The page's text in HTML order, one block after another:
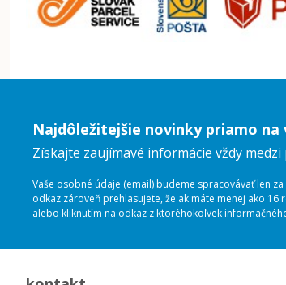
Najdôležitejšie novinky priamo na
Získajte zaujímavé informácie vždy medzi
Vaše osobné údaje (email) budeme spracovávať len
odkaz zároveň prehlasujete, že ak máte menej ako
alebo kliknutím na odkaz z ktoréhokoľvek